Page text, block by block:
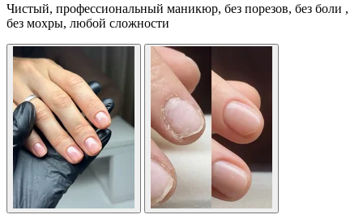
Чистый, профессиональный маникюр, без порезов, без боли ,
без мохры, любой сложности